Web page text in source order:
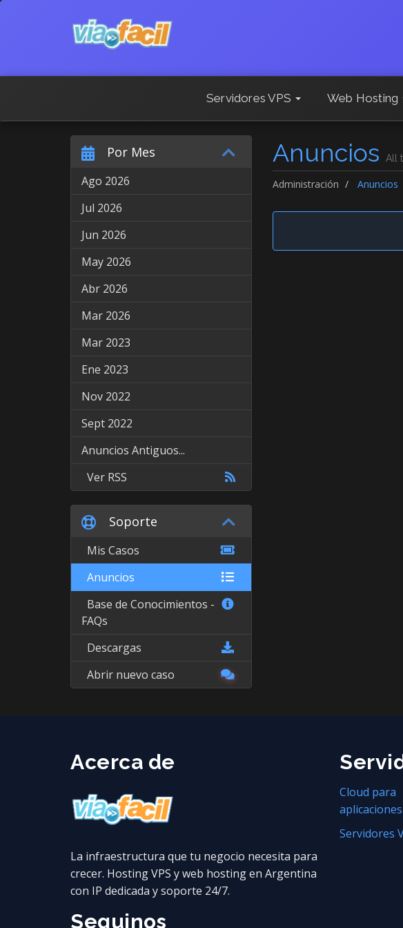
Servidores VPS Web Hosting
Anuncios All
Administración Anuncios
Por Mes
Ago 2026
Jul 2026
Jun 2026
May 2026
Abr 2026
Mar 2026
Mar 2023
Ene 2023
Nov 2022
Sept 2022
Anuncios Antiguos...
Ver RSS
Soporte
Mis Casos
Anuncios
Base de Conocimientos -
FAQs
Descargas
Abrir nuevo caso
Acerca de
La infraestructura que tu negocio necesita para
crecer. Hosting VPS y web hosting en Argentina
con IP dedicada y soporte 24/7.
Seguinos
Cloud para
aplicaciones
Servidores